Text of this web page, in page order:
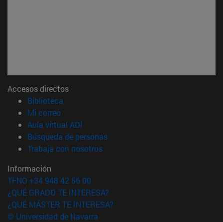
Accesos directos
Biblioteca
Mi correo(abre en nueva ventana)
Aula virtual ADI
Búsqueda de personas(abre en nueva ventana)
Trabaja con nosotros(abre en nueva ventana)
Información
TFNO +34 948 42 56 00
¿QUÉ GRADO TE INTERESA?
¿QUÉ MÁSTER TE INTERESA?
© Universidad de Navarra